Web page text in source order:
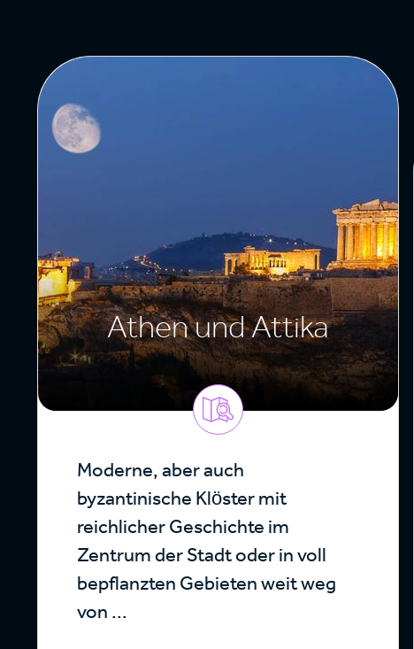
Athen und Attika
Moderne, aber auch
byzantinische Klöster mit
reichlicher Geschichte im
Zentrum der Stadt oder in voll
bepflanzten Gebieten weit weg
von ...